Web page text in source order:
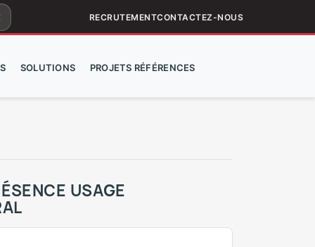
RECRUTEMENTCONTACTEZ-NOUS
SOLUTIONS PROJETS RÉFÉRENCES
USAGE